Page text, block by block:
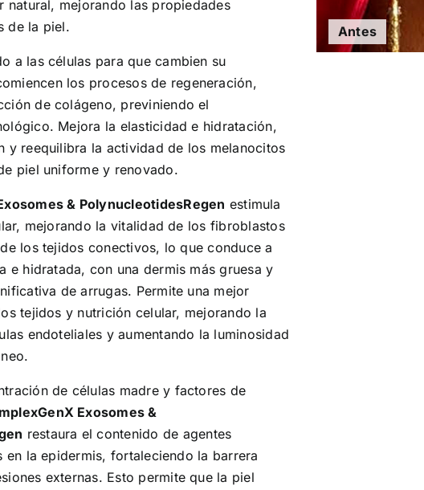
natural, mejorando las propiedades
de la piel.
a las células para que cambien su
los procesos de regeneración,
de colágeno, previniendo el
Mejora la elasticidad e hidratación,
y reequilibra la actividad de los melanocitos
piel uniforme y renovado.
& PolynucleotidesRegen estimula
mejorando la vitalidad de los fibroblastos
los tejidos conectivos, lo que conduce a
e hidratada, con una dermis más gruesa y
de arrugas. Permite una mejor
tejidos y nutrición celular, mejorando la
endoteliales y aumentando la luminosidad
de células madre y factores de
Exosomes &
restaura el contenido de agentes
en la epidermis, fortaleciendo la barrera
externas. Esto permite que la piel
Antes